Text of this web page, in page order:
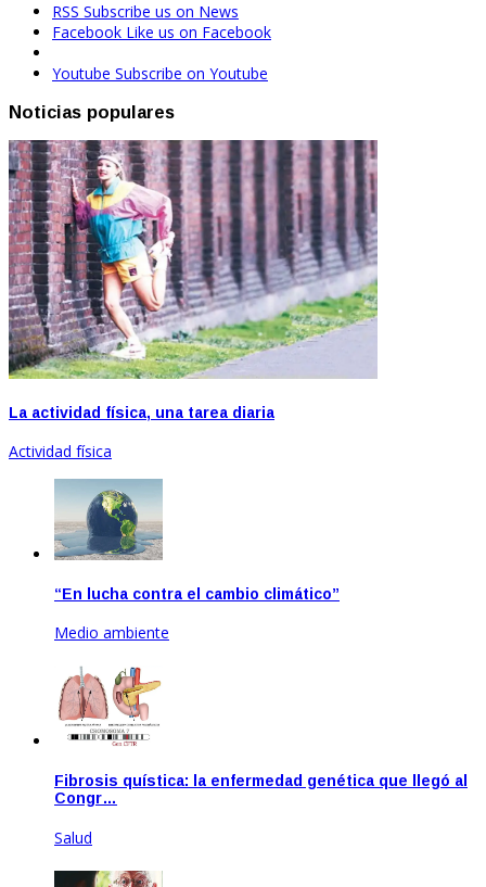
RSS Subscribe us on News
Facebook Like us on Facebook
Youtube Subscribe on Youtube
Noticias populares
La actividad física, una tarea diaria
Actividad física
“En lucha contra el cambio climático”
Medio ambiente
Fibrosis quística: la enfermedad genética que llegó al
Congr…
Salud